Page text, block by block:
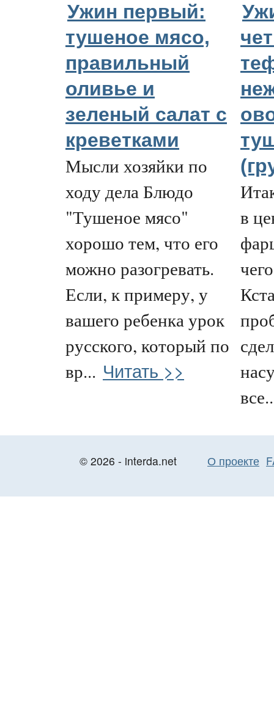
Ужин первый:
тушеное мясо,
правильный
оливье и
зеленый салат с
креветками
Мысли хозяйки по
ходу дела Блюдо
"Тушеное мясо"
хорошо тем, что его
можно разогревать.
Если, к примеру, у
вашего ребенка урок
русского, который по
вр... Читать >>
в
© 2026 - interda.net О проекте